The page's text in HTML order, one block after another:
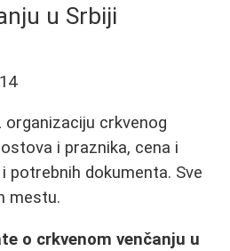
u Srbiji
crkvenog
i praznika, cena i
potrebnih dokumenta. Sve
mestu.
o crkvenom venčanju u